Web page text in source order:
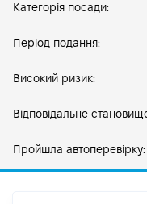
Категорія посади:
Період подання:
Високий ризик:
Відповідальне
Пройшла автоперевірку: